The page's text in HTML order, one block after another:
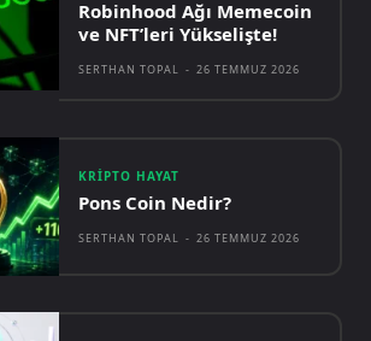
Robinhood Ağı Memecoin
ve NFT’leri Yükselişte!
SERTHAN TOPAL - 26 TEMMUZ 2026
KRIPTO HAYAT
Pons Coin Nedir?
SERTHAN TOPAL - 26 TEMMUZ 2026